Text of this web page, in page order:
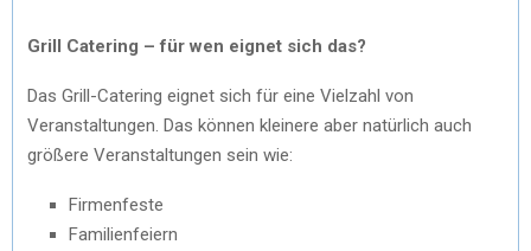
Grill Catering – für wen eignet sich das?
Das Grill-Catering eignet sich für eine Vielzahl von
Veranstaltungen. Das können kleinere aber natürlich auch
größere Veranstaltungen sein wie:
Firmenfeste
Familienfeiern